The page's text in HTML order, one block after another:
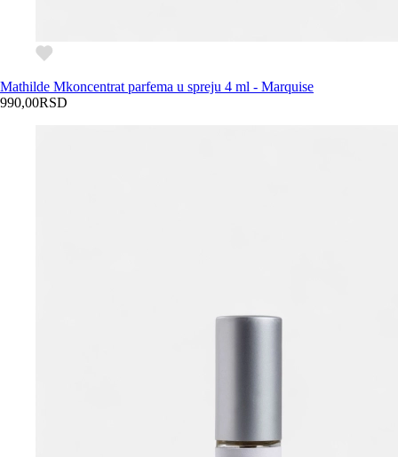
Mathilde Mkoncentrat parfema u spreju 4 ml - Marquise
990,00RSD